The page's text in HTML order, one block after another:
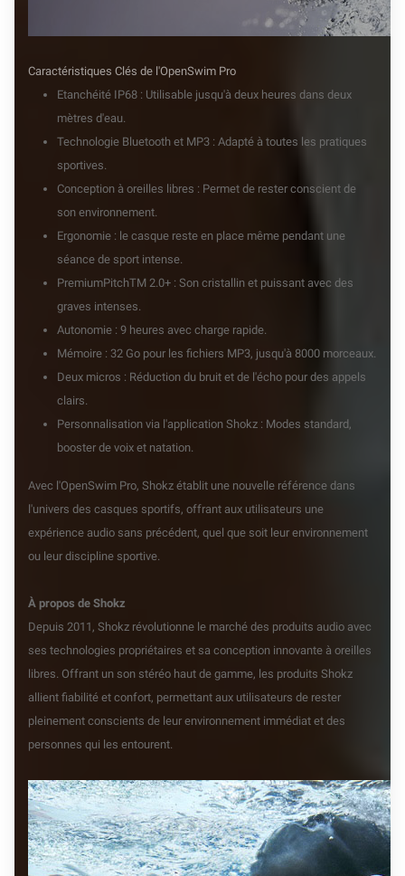
Caractéristiques Clés de l'OpenSwim Pro
Etanchéité IP68 : Utilisable jusqu'à deux heures dans deux
mètres d'eau.
Technologie Bluetooth et MP3 : Adapté à toutes les pratiques
sportives.
Conception à oreilles libres : Permet de rester conscient de
son environnement.
Ergonomie : le casque reste en place même pendant une
séance de sport intense.
PremiumPitchTM 2.0+ : Son cristallin et puissant avec des
graves intenses.
Autonomie : 9 heures avec charge rapide.
Mémoire : 32 Go pour les fichiers MP3, jusqu'à 8000 morceaux.
Deux micros : Réduction du bruit et de l'écho pour des appels
clairs.
Personnalisation via l'application Shokz : Modes standard,
booster de voix et natation.
Avec l'OpenSwim Pro, Shokz établit une nouvelle référence dans
l'univers des casques sportifs, offrant aux utilisateurs une
expérience audio sans précédent, quel que soit leur environnement
ou leur discipline sportive.
À propos de Shokz
Depuis 2011, Shokz révolutionne le marché des produits audio avec
ses technologies propriétaires et sa conception innovante à oreilles
libres. Offrant un son stéréo haut de gamme, les produits Shokz
allient fiabilité et confort, permettant aux utilisateurs de rester
pleinement conscients de leur environnement immédiat et des
personnes qui les entourent.